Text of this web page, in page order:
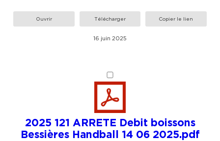
Ouvrir Télécharger Copier le lien
16 juin 2025
2025 121 ARRETE Debit boissons
Bessières Handball 14 06 2025.pdf